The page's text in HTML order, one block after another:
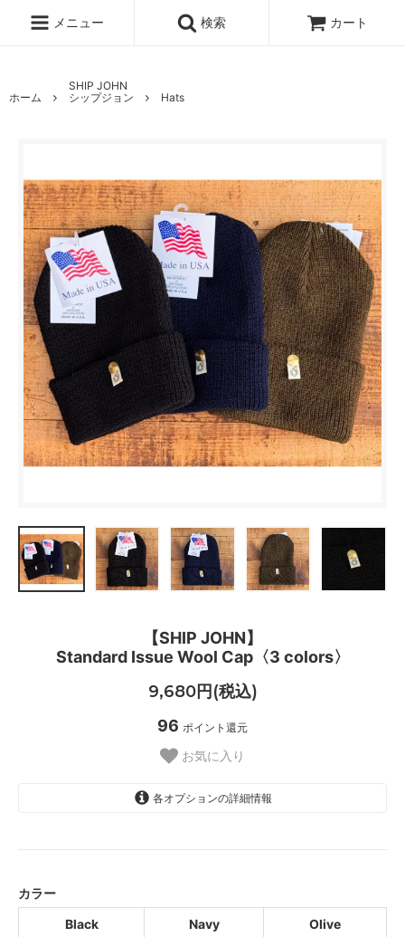
メニュー 検索 カート
ホーム
SHIP JOHN
シップジョン
Hats
【SHIP JOHN】
Standard Issue Wool Cap〈3 colors〉
9,680円(税込)
96 ポイント還元
お気に入り
各オプションの詳細情報
カラー
Black
Navy Olive